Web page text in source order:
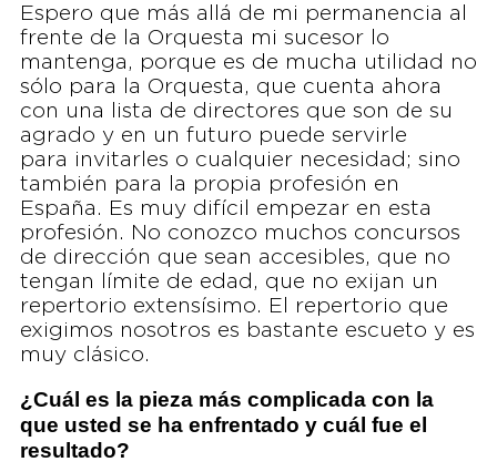
Espero que más allá de mi permanencia al
frente de la Orquesta mi sucesor lo
mantenga, porque es de mucha utilidad no
sólo para la Orquesta, que cuenta ahora
con una lista de directores que son de su
agrado y en un futuro puede servirle
para invitarles o cualquier necesidad; sino
también para la propia profesión en
España. Es muy difícil empezar en esta
profesión. No conozco muchos concursos
de dirección que sean accesibles, que no
tengan límite de edad, que no exijan un
repertorio extensísimo. El repertorio que
exigimos nosotros es bastante escueto y es
muy clásico.
¿Cuál es la pieza más complicada con la
que usted se ha enfrentado y cuál fue el
resultado?